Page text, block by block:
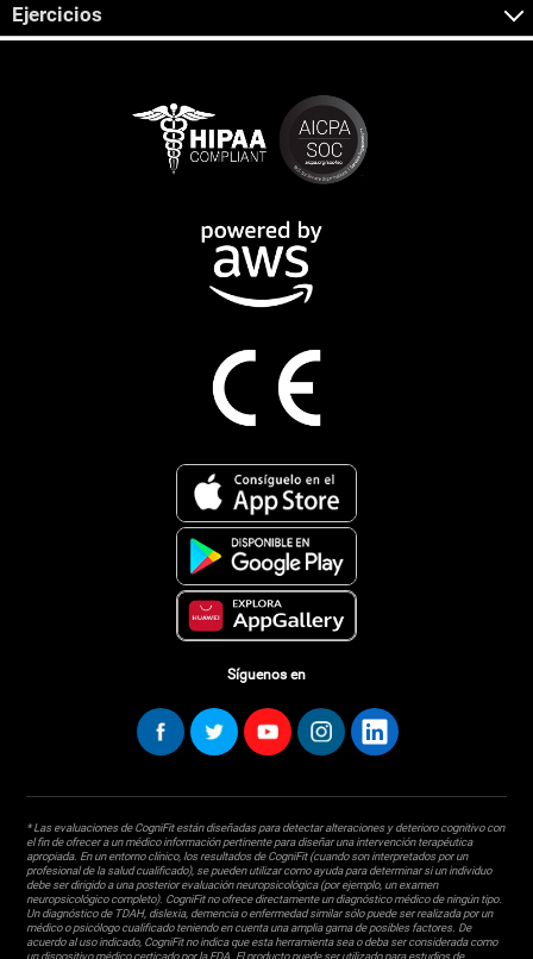
Ejercicios
Síguenos en
* Las evaluaciones de CogniFit están diseñadas para detectar alteraciones y deterioro cognitivo con
el fin de ofrecer a un médico información pertinente para diseñar una intervención terapéutica
apropiada. En un entorno clínico, los resultados de CogniFit (cuando son interpretados por un
profesional de la salud cualificado), se pueden utilizar como ayuda para determinar si un individuo
debe ser dirigido a una posterior evaluación neuropsicológica (por ejemplo, un examen
neuropsicológico completo). CogniFit no ofrece directamente un diagnóstico médico de ningún tipo.
Un diagnóstico de TDAH, dislexia, demencia o enfermedad similar sólo puede ser realizada por un
médico o psicólogo cualificado teniendo en cuenta una amplia gama de posibles factores. De
acuerdo al uso indicado, CogniFit no indica que esta herramienta sea o deba ser considerada como
un dispositivo médico certicado por la FDA. El producto puede ser utilizado para estudios de